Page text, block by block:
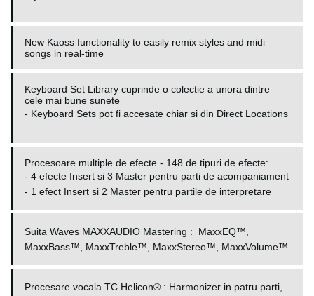
New Kaoss functionality to easily remix styles and midi
songs in real-time
Keyboard Set Library cuprinde o colectie a unora dintre
cele mai bune sunete
- Keyboard Sets pot fi accesate chiar si din Direct Locations
Procesoare multiple de efecte - 148 de tipuri de efecte:
- 4 efecte Insert si 3 Master pentru parti de acompaniament
- 1 efect Insert si 2 Master pentru partile de interpretare
Suita Waves MAXXAUDIO Mastering :
MaxxEQ™,
MaxxBass™, MaxxTreble™, MaxxStereo™, MaxxVolume™
Procesare vocala TC Helicon® : Harmonizer in patru parti,